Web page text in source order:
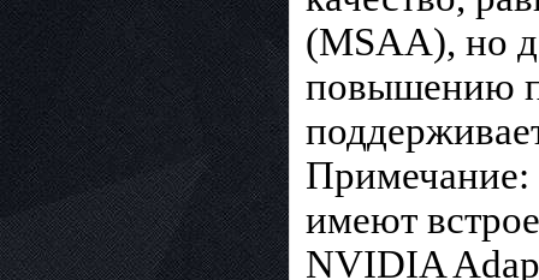
(MSAA), но
повышению
Примечание:
имеют
NVIDIA